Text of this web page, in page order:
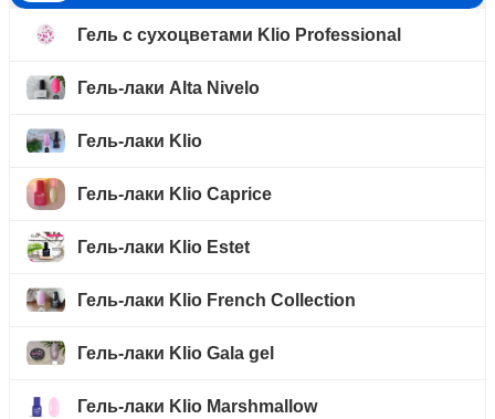
Гель с сухоцветами Klio Professional
Гель-лаки Alta Nivelo
Гель-лаки Klio
Гель-лаки Klio Caprice
Гель-лаки Klio Estet
Гель-лаки Klio French Collection
Гель-лаки Klio Gala gel
Гель-лаки Klio Marshmallow